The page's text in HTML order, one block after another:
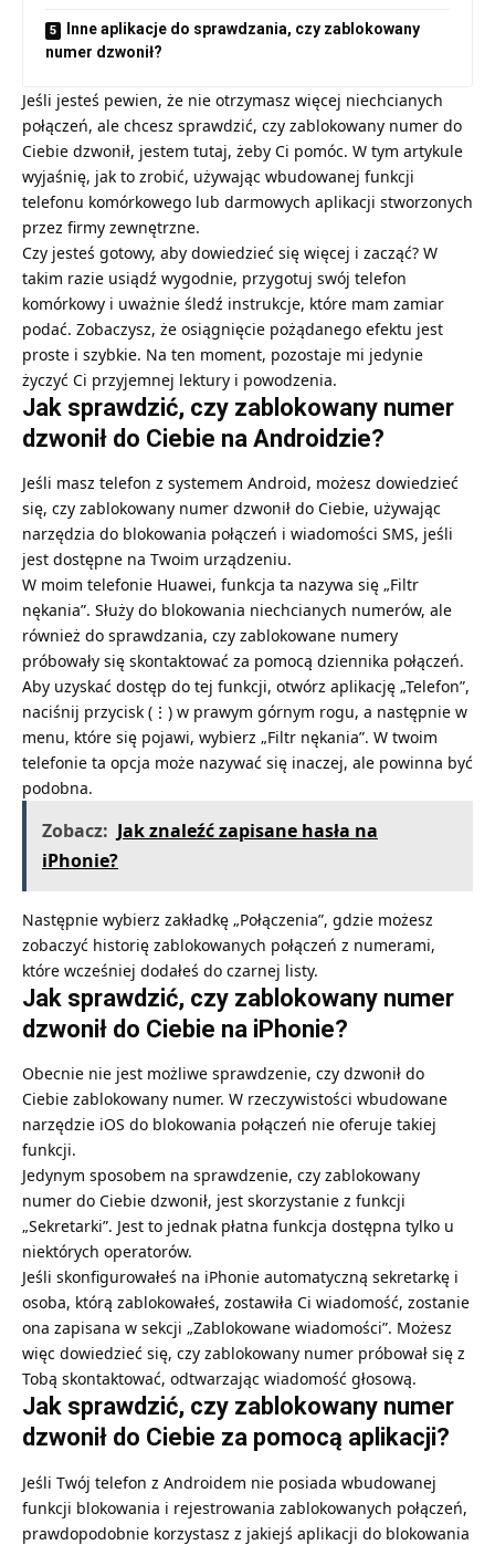
Inne aplikacje do sprawdzania, czy zablokowany
numer dzwonił?
Jeśli jesteś pewien, że nie otrzymasz więcej niechcianych
połączeń, ale chcesz sprawdzić, czy zablokowany numer do
Ciebie dzwonił, jestem tutaj, żeby Ci pomóc. W tym artykule
wyjaśnię, jak to zrobić, używając wbudowanej funkcji
telefonu komórkowego lub darmowych aplikacji stworzonych
przez firmy zewnętrzne.
Czy jesteś gotowy, aby dowiedzieć się więcej i zacząć? W
takim razie usiądź wygodnie, przygotuj swój telefon
komórkowy i uważnie śledź instrukcje, które mam zamiar
podać. Zobaczysz, że osiągnięcie pożądanego efektu jest
proste i szybkie. Na ten moment, pozostaje mi jedynie
życzyć Ci przyjemnej lektury i powodzenia.
Jak sprawdzić, czy zablokowany numer
dzwonił do Ciebie na Androidzie?
Jeśli masz telefon z systemem Android, możesz dowiedzieć
się, czy zablokowany numer dzwonił do Ciebie, używając
narzędzia do blokowania połączeń i wiadomości SMS, jeśli
jest dostępne na Twoim urządzeniu.
W moim telefonie Huawei, funkcja ta nazywa się „Filtr
nękania”. Służy do blokowania niechcianych numerów, ale
również do sprawdzania, czy zablokowane numery
próbowały się skontaktować za pomocą dziennika połączeń.
Aby uzyskać dostęp do tej funkcji, otwórz aplikację „Telefon”,
naciśnij przycisk (⋮) w prawym górnym rogu, a następnie w
menu, które się pojawi, wybierz „Filtr nękania”. W twoim
telefonie ta opcja może nazywać się inaczej, ale powinna być
podobna.
Zobacz: Jak znaleźć zapisane hasła na
iPhonie?
Następnie wybierz zakładkę „Połączenia”, gdzie możesz
zobaczyć historię zablokowanych połączeń z numerami,
które wcześniej dodałeś do czarnej listy.
Jak sprawdzić, czy zablokowany numer
dzwonił do Ciebie na iPhonie?
Obecnie nie jest możliwe sprawdzenie, czy dzwonił do
Ciebie zablokowany numer. W rzeczywistości wbudowane
narzędzie iOS do blokowania połączeń nie oferuje takiej
funkcji.
Jedynym sposobem na sprawdzenie, czy zablokowany
numer do Ciebie dzwonił, jest skorzystanie z funkcji
„Sekretarki”. Jest to jednak płatna funkcja dostępna tylko u
niektórych operatorów.
Jeśli skonfigurowałeś na iPhonie automatyczną sekretarkę i
osoba, którą zablokowałeś, zostawiła Ci wiadomość, zostanie
ona zapisana w sekcji „Zablokowane wiadomości”. Możesz
więc dowiedzieć się, czy zablokowany numer próbował się z
Tobą skontaktować, odtwarzając wiadomość głosową.
Jak sprawdzić, czy zablokowany numer
dzwonił do Ciebie za pomocą aplikacji?
Jeśli Twój telefon z Androidem nie posiada wbudowanej
funkcji blokowania i rejestrowania zablokowanych połączeń,
prawdopodobnie korzystasz z jakiejś aplikacji do blokowania